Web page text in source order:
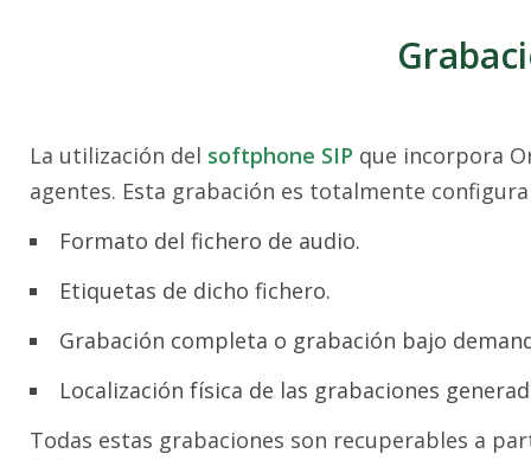
La utilización del softphone SIP que incorpora
agentes. Esta grabación es totalmente
Formato del fichero de audio.
Etiquetas de dicho fichero.
Grabación completa o grabación bajo
Localización física de las grabaciones
Todas estas grabaciones son recuperables a